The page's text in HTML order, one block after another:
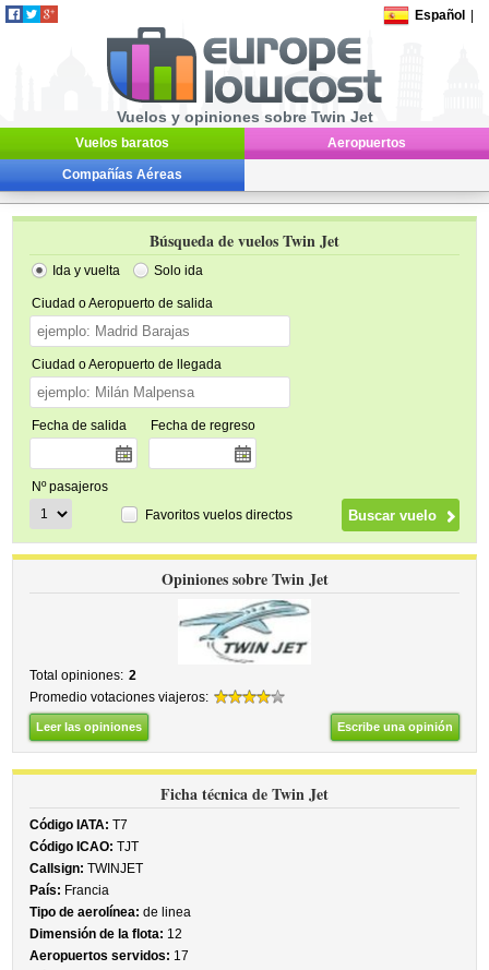
Español
Vuelos y opiniones sobre Twin Jet
Vuelos baratos Aeropuertos
Compañías Aéreas
Búsqueda de vuelos Twin Jet
Ida y vuelta Solo ida
Ciudad o Aeropuerto de salida
Ciudad o Aeropuerto de llegada
Fecha de salida Fecha de regreso
Nº pasajeros
Favoritos vuelos directos
Opiniones sobre Twin Jet
Total opiniones: 2
Promedio votaciones viajeros:
Leer las opiniones Escribe una opinión
Ficha técnica de Twin Jet
Código IATA: T7
Código ICAO: TJT
Callsign: TWINJET
País: Francia
Tipo de aerolínea: de linea
Dimensión de la flota: 12
Aeropuertos servidos: 17